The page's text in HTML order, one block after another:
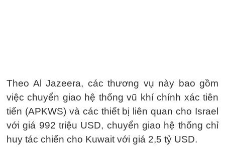
Theo Al Jazeera, các thương vụ này bao gồm
việc chuyển giao hệ thống vũ khí chính xác tiên
tiến (APKWS) và các thiết bị liên quan cho Israel
với giá 992 triệu USD, chuyển giao hệ thống chỉ
huy tác chiến cho Kuwait với giá 2,5 tỷ USD.